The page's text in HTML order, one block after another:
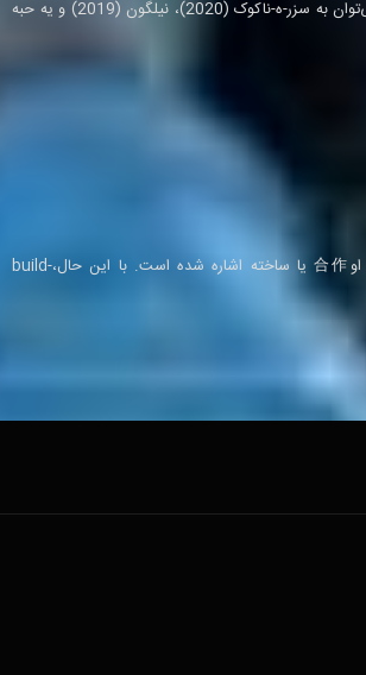
مانی اسکندری در زمینه تولید فیلم‌ها و سریال‌های تلویزیونی فعالیت می‌کند. از جمله آثار او می‌توان به سزر-ه-ناکوک (2020)، نیلگون (2019) و یه حبه
dialog پیرامون زندگی‌نامه مانی اسکندری بسیارکمی است و تنها به برخی از فیلم‌هایی که او合作 یا ساخته اشاره شده است. با این حال،-build